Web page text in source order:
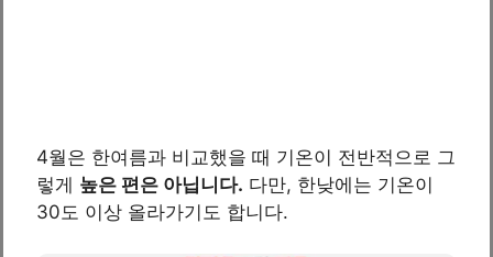
4월은 한여름과 비교했을 때 기온이 전반적으로 그
렇게 높은 편은 아닙니다. 다만, 한낮에는 기온이
30도 이상 올라가기도 합니다.